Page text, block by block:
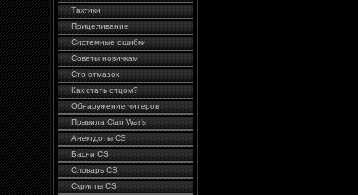
Тактики
Прицеливание
Системные ошибки
Советы новичкам
Сто отмазок
Как стать отцом?
Обнаружение читеров
Правила Сlan War's
Анектдоты CS
Басни CS
Словарь CS
Скрипты CS